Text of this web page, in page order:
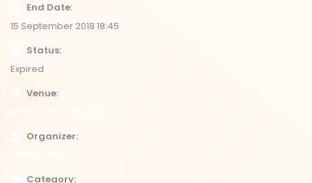
End Date
15 September 2018 18:45
Status
Expired
Venue
Organizer
Category